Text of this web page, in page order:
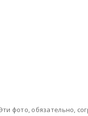
фото, обязательно,